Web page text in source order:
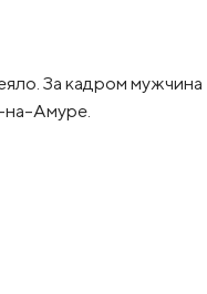
За кадром мужчина
на-Амуре.